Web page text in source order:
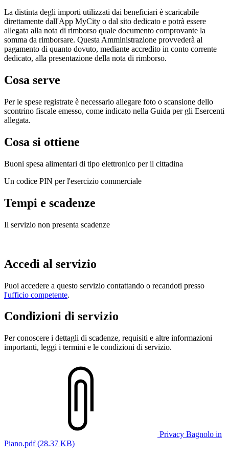
La distinta degli importi utilizzati dai beneficiari è scaricabile
direttamente dall'App MyCity o dal sito dedicato e potrà essere
allegata alla nota di rimborso quale documento comprovante la
somma da rimborsare. Questa Amministrazione provvederà al
pagamento di quanto dovuto, mediante accredito in conto corrente
dedicato, alla presentazione della nota di rimborso.
Cosa serve
Per le spese registrate è necessario allegare foto o scansione dello
scontrino fiscale emesso, come indicato nella Guida per gli Esercenti
allegata.
Cosa si ottiene
Buoni spesa alimentari di tipo elettronico per il cittadina
Un codice PIN per l'esercizio commerciale
Tempi e scadenze
Il servizio non presenta scadenze
Accedi al servizio
Puoi accedere a questo servizio contattando o recandoti presso
l'ufficio competente.
Condizioni di servizio
Per conoscere i dettagli di scadenze, requisiti e altre informazioni
importanti, leggi i termini e le condizioni di servizio.
Privacy Bagnolo in
Piano.pdf (28.37 KB)